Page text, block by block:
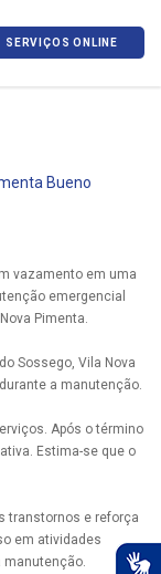
SERVIÇOS ONLINE
Bueno
vazamento em uma
emergencial
Pimenta.
Sossego, Vila Nova
a manutenção.
Após o término
Estima-se que o
transtornos e reforça
em atividades